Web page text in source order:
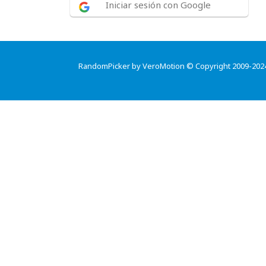
Iniciar sesión con Google
RandomPicker by VeroMotion © Copyright 2009-